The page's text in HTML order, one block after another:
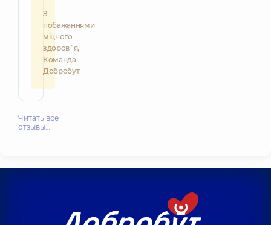
З
побажаннями
міцного
здоров`я,
Команда
Добробут
Читать все
отзывы…